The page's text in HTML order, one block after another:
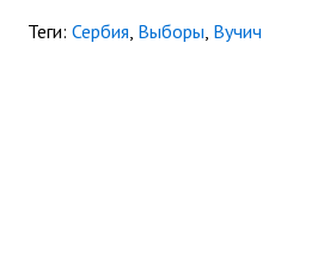
Теги: Сербия Выборы Вучич